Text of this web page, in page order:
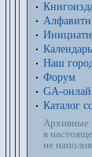
Наш
Форум
GA-
Каталог
Архивные
в
не